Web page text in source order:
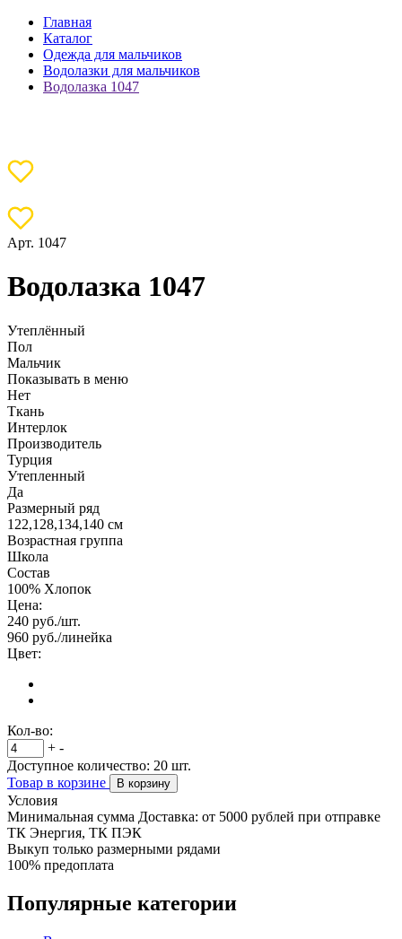
Главная
Каталог
Одежда для мальчиков
Водолазки для мальчиков
Водолазка 1047
Арт. 1047
Водолазка 1047
Утеплённый
Пол
Мальчик
Показывать в меню
Нет
Ткань
Интерлок
Производитель
Турция
Утепленный
Да
Размерный ряд
122,128,134,140 см
Возрастная группа
Школа
Состав
100% Хлопок
Цена:
240 руб./шт.
960 руб./линейка
Цвет:
Кол-во:
+ -
Доступное количество: 20 шт.
Товар в корзине
В корзину
Условия
Минимальная сумма Доставка: от 5000 рублей при отправке
ТК Энергия, ТК ПЭК
Выкуп только размерными рядами
100% предоплата
Популярные категории